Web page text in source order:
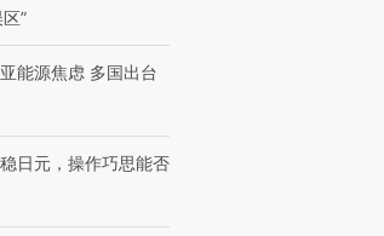
”
能源焦虑 多国出台
日元，操作巧思能否